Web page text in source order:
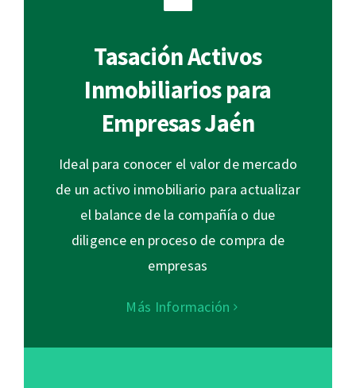
Tasación Activos
Inmobiliarios para
Empresas Jaén
Ideal para conocer el valor de mercado
de un activo inmobiliario para actualizar
el balance de la compañía o due
diligence en proceso de compra de
empresas
Más Información